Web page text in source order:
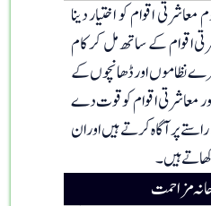
معاشرتی اقوام کو اختیار دینا
اقوام کے ساتھ مل کر کام
نظاموں اور ڈھانچوں کے
معاشرتی اقوام کو قوت دے
پر آگاہ کرتے ہیں اور ان
ہیں۔
مزاحمت